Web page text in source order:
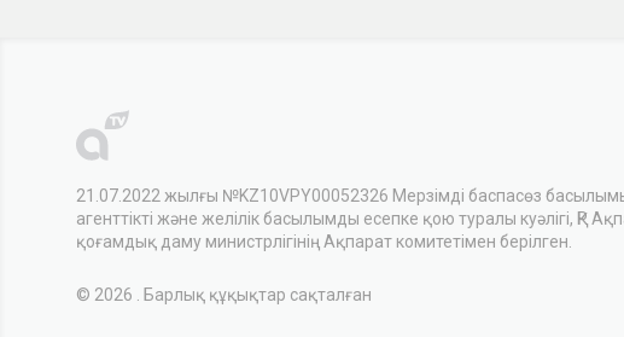
21.07.2022 жылғы №KZ10VPY00052326 Мерзімді баспасөз
агенттікті және желілік басылымды есепке қою туралы куәлігі, ҚР
қоғамдық даму министрлігінің Ақпарат комитетімен берілген.
© 2026 . Барлық құқықтар сақталған